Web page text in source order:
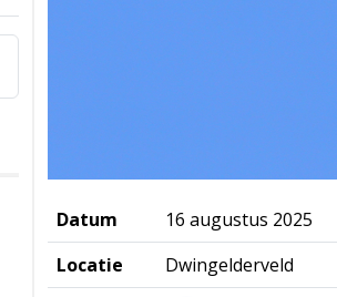
Datum
16 augustus 2025
Locatie
Dwingelderveld